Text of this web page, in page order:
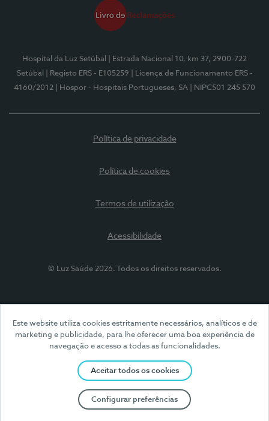
Este website utiliza cookies estritamente necessários, analíticos e de
marketing e publicidade, para lhe oferecer uma boa experiência de
navegação e acesso a todas as funcionalidades.
Aceitar todos os cookies
Configurar preferências
Hospital da Luz Setúbal
| Estrada Nacional 10, km 37, 2900-722
Setúbal
| Registo ERS - E105259
| Licença de Funcionamento ERS -
4160/2012
| Hospor - Hospitais Portugueses, SA | NIPC501 245 570
Política de privacidade
Política de cookies
Termos de utilização
Acessibilidade
© Luz Saúde 2026. Todos os direitos reservados.